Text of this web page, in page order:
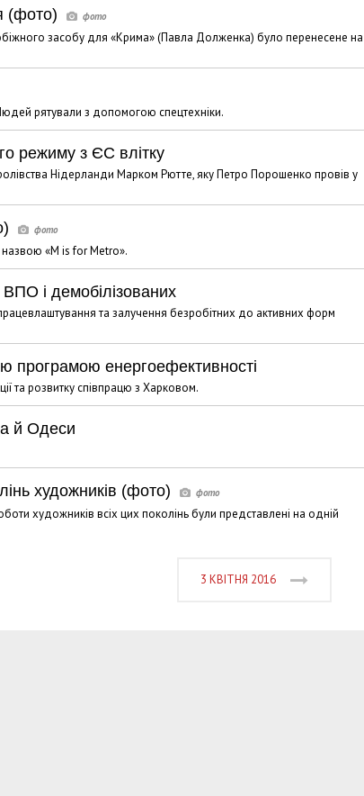
(фото)
засобу для «Крима» (Павла Долженка) було перенесене на
рятували з допомогою спецтехніки.
режиму з ЄС влітку
Нідерланди Марком Рютте, яку Петро Порошенко провів у
«M is for Metro».
і демобілізованих
та залучення безробітних до активних форм
програмою енергоефективності
та розвитку співпрацю з Харковом.
й Одеси
художників (фото)
художників всіх цих поколінь були представлені на одній
3 КВІТНЯ 2016